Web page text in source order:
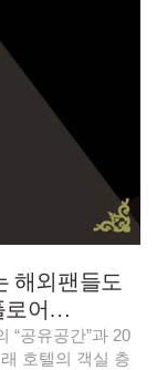
해외팬들도
어
하였습니다.
“공유공간”과 20
호텔의 객실 층